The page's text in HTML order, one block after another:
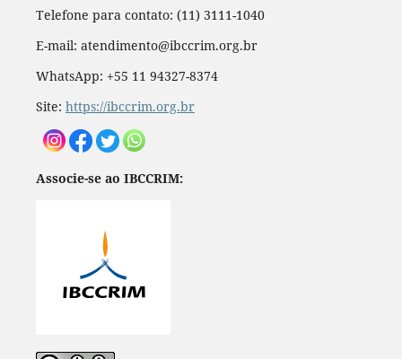
Telefone para contato: (11) 3111-1040
E-mail: atendimento@ibccrim.org.br
WhatsApp: +55 11 94327-8374
Site: https://ibccrim.org.br
Associe-se ao IBCCRIM: